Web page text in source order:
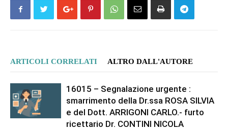
ARTICOLI CORRELATI ALTRO DALL'AUTORE
16015 – Segnalazione urgente :
smarrimento della Dr.ssa ROSA SILVIA
e del Dott. ARRIGONI CARLO.- furto
ricettario Dr. CONTINI NICOLA